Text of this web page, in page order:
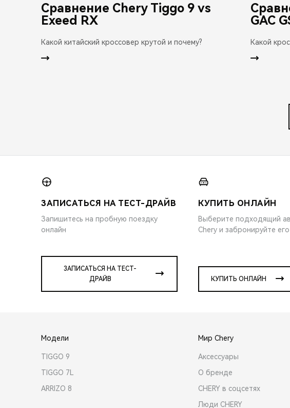
Сравнение Chery Tiggo 9 vs
Exeed RX
Какой китайский кроссовер крутой и почему?
GAC
Какой
ЗАПИСАТЬСЯ НА ТЕСТ-ДРАЙВ
Запишитесь на пробную поездку
онлайн
ЗАПИСАТЬСЯ НА ТЕСТ-
ДРАЙВ
КУПИТЬ ОНЛАЙН
Выберите подходящий
Chery и забронируйте
КУПИТЬ ОНЛАЙН
Модели
TIGGO 9
TIGGO 7L
ARRIZO 8
Мир Chery
Аксессуары
О бренде
CHERY в соцсетях
Люди CHERY